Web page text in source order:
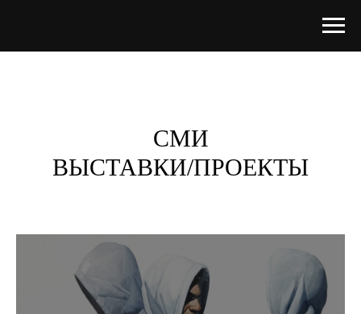
СМИ
ВЫСТАВКИ/ПРОЕКТЫ